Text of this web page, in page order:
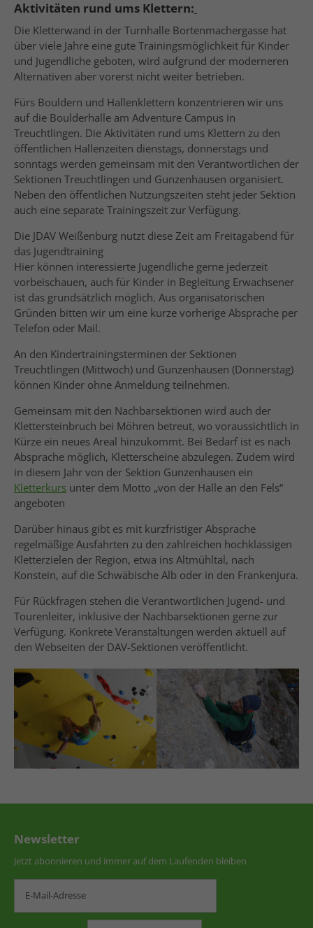
Aktivitäten rund ums Klettern:
Die Kletterwand in der Turnhalle Bortenmachergasse hat
über viele Jahre eine gute Trainingsmöglichkeit für Kinder
und Jugendliche geboten, wird aufgrund der moderneren
Alternativen aber vorerst nicht weiter betrieben.
Fürs Bouldern und Hallenklettern konzentrieren wir uns
auf die Boulderhalle am Adventure Campus in
Treuchtlingen. Die Aktivitäten rund ums Klettern zu den
öffentlichen Hallenzeiten dienstags, donnerstags und
sonntags werden gemeinsam mit den Verantwortlichen der
Sektionen Treuchtlingen und Gunzenhausen organisiert.
Neben den öffentlichen Nutzungszeiten steht jeder Sektion
auch eine separate Trainingszeit zur Verfügung.
Die JDAV Weißenburg nutzt diese Zeit am Freitagabend für
das Jugendtraining
Hier können interessierte Jugendliche gerne jederzeit
vorbeischauen, auch für Kinder in Begleitung Erwachsener
ist das grundsätzlich möglich. Aus organisatorischen
Gründen bitten wir um eine kurze vorherige Absprache per
Telefon oder Mail.
An den Kindertrainingsterminen der Sektionen
Treuchtlingen (Mittwoch) und Gunzenhausen (Donnerstag)
können Kinder ohne Anmeldung teilnehmen.
Gemeinsam mit den Nachbarsektionen wird auch der
Klettersteinbruch bei Möhren betreut, wo voraussichtlich in
Kürze ein neues Areal hinzukommt. Bei Bedarf ist es nach
Absprache möglich, Kletterscheine abzulegen. Zudem wird
in diesem Jahr von der Sektion Gunzenhausen ein
Kletterkurs unter dem Motto „von der Halle an den Fels“
angeboten
Darüber hinaus gibt es mit kurzfristiger Absprache
regelmäßige Ausfahrten zu den zahlreichen hochklassigen
Kletterzielen der Region, etwa ins Altmühltal, nach
Konstein, auf die Schwäbische Alb oder in den Frankenjura.
Für Rückfragen stehen die Verantwortlichen Jugend- und
Tourenleiter, inklusive der Nachbarsektionen gerne zur
Verfügung. Konkrete Veranstaltungen werden aktuell auf
den Webseiten der DAV-Sektionen veröffentlicht.
Newsletter
Jetzt abonnieren und immer auf dem Laufenden bleiben